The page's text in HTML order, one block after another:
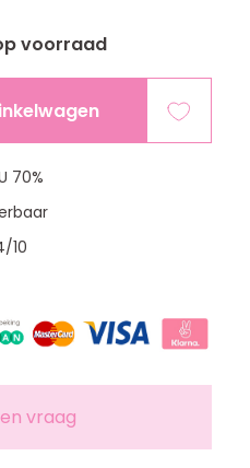
voorraad
70%
10
vraag